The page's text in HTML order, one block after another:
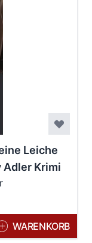
Leiche
Adler Krimi
WARENKORB